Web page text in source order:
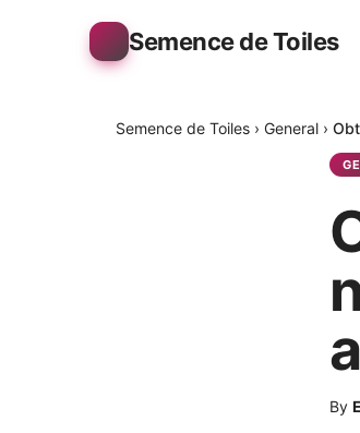
Semence de Toiles
Semence de Toiles › General ›
By